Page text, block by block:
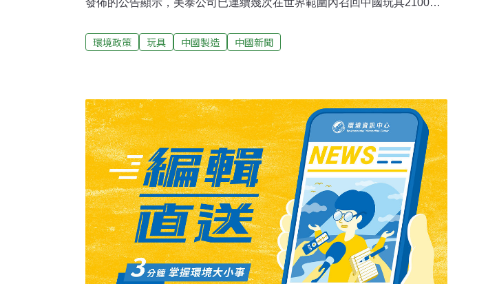
發佈的公告顯示，美泰公司已連續幾次在世界範圍內召回中國玩具2100萬
響。廣東是中國玩具出口大省，因美泰事件波及，有大量玩具出口商產品
遭到他國進口商質疑，在某種程度上也對廣東乃至全國的玩具生產商的 出
論渲染，矛頭直指 中國玩具生產企業。8月底，國家質檢總局局長李長江曾
在國務院新聞辦舉行的新聞發佈會上強調，召回的2000多萬件玩具中屬於
按照美國設計要求、按照美國進口商要求進行生產的占85%，而因為中國
企業方面問題導致鉛標準含量不符合美國要求的僅占15%. 商務部副部長高
虎
環境政策 玩具 中國製造 中國新聞